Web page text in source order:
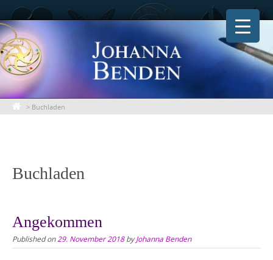
Skip
to
content
> Buchladen
Buchladen
Angekommen
Published on29. November 2018byJohanna Benden